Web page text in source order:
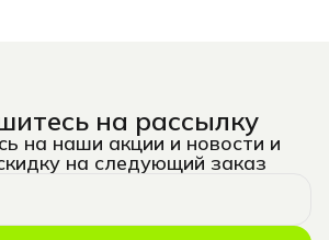
на рассылку
на наши акции и новости и
на следующий заказ